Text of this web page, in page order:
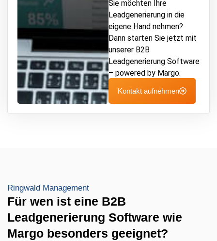
Sie möchten Ihre
Leadgenerierung in die
eigene Hand nehmen?
Dann starten Sie jetzt mit
unserer B2B
Leadgenerierung Software
– powered by Margo.
Kontakt aufnehmen
Ringwald Management
Für wen ist eine B2B
Leadgenerierung Software wie
Margo besonders geeignet?